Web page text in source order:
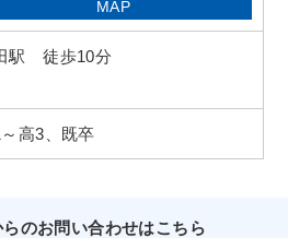
MAP
駅 徒歩10分
高3、既卒
のお問い合わせはこちら